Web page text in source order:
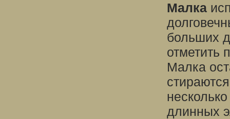
Малка
больших
отметить
Малка
длинных